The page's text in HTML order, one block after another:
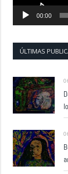
00:00
ÚLTIMAS